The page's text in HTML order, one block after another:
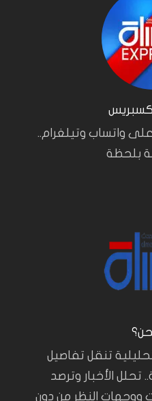
واتساب وتيلغرام..
بلحظة
تنقل تفاصيل
تحلل الأخبار وترصد
ووجهات النظر من دون